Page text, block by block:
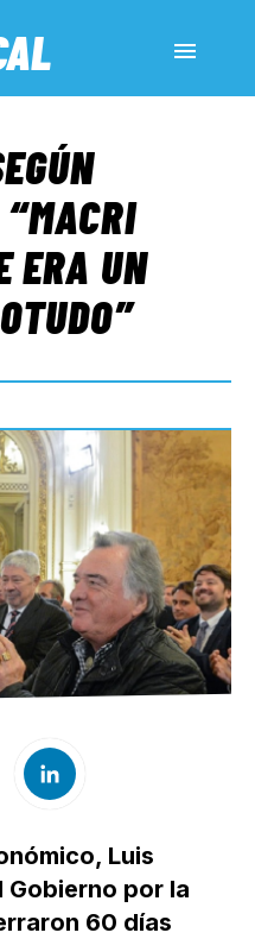
ERA UN
Luis
por la
60 días